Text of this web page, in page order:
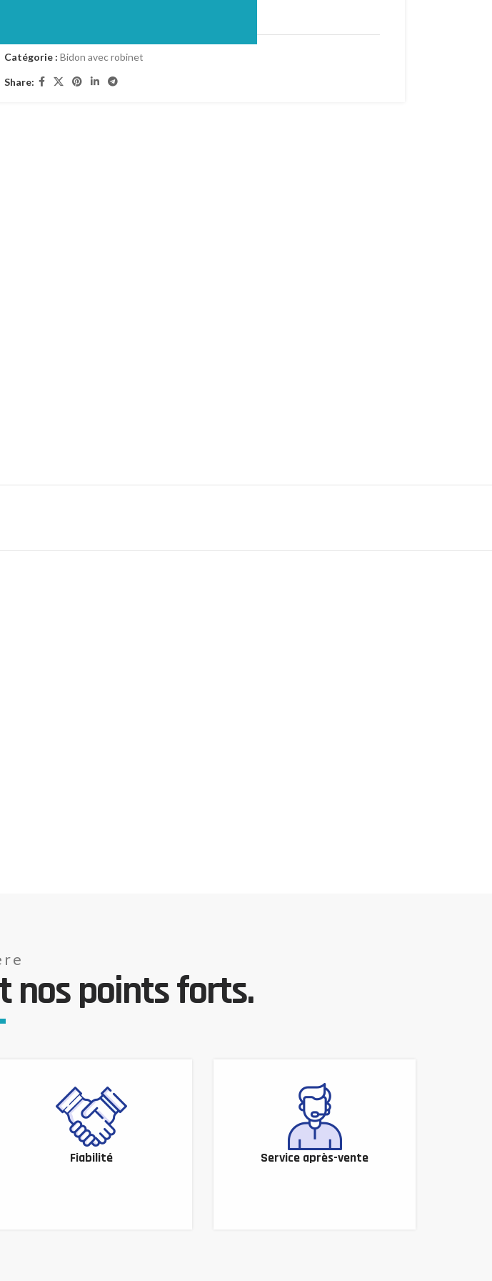
Catégorie : Bidon avec robinet
Share:
nos points forts.
Fiabilité Service après-vente